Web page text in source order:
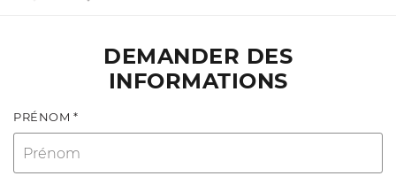
DEMANDER DES
INFORMATIONS
PRÉNOM *